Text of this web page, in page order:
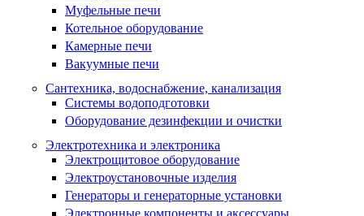
Муфельные печи
Котельное оборудование
Камерные печи
Вакуумные печи
Сантехника, водоснабжение, канализация
Системы водоподготовки
Оборудование дезинфекции и очистки
Электротехника и электроника
Электрощитовое оборудование
Электроустановочные изделия
Генераторы и генераторные установки
Электронные компоненты и аксессуары